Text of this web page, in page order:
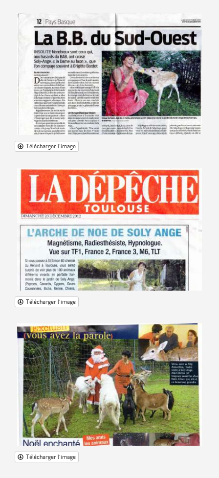
Télécharger l'image
Télécharger l'image
Télécharger l'image